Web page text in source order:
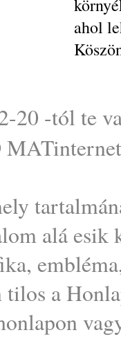
ahol
20 -tól te
MATinternet
alá esik
a